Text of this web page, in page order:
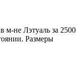
м-не Лэтуаль за 2500
Размеры